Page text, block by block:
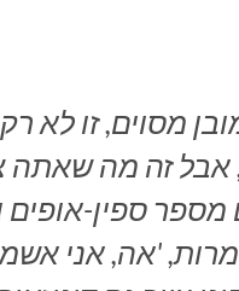
זה מה שאתה
מספר ספין-
'אה, אני